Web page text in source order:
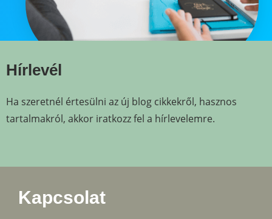
Hírlevél
Ha szeretnél értesülni az új blog cikkekről, hasznos
tartalmakról, akkor iratkozz fel a hírlevelemre.
Kapcsolat